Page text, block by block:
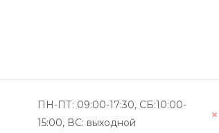
ПН-ПТ: 09:00-17:30, СБ:10:00-
15:00, ВС: выходной